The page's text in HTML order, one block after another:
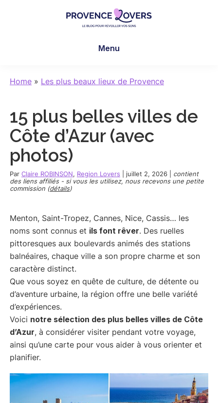
sens
-
Le
blog
de
et
Manu
Menu
Home » Les plus beaux lieux de Provence
15 plus belles villes de
Côte d’Azur (avec
photos)
Par Claire ROBINSON, Region Lovers juillet 2, 2026
contient
des liens affiliés - si vous les utilisez, nous recevons une petite
commission (détails)
Menton, Saint-Tropez, Cannes, Nice, Cassis… les
noms sont connus et ils font rêver. Des ruelles
pittoresques aux boulevards animés des stations
balnéaires, chaque ville a son propre charme et son
caractère distinct.
Que vous soyez en quête de culture, de détente ou
d’aventure urbaine, la région offre une belle variété
d’expériences.
Voici notre sélection des plus belles villes de Côte
d’Azur, à considérer visiter pendant votre voyage,
ainsi qu’une carte pour vous aider à vous orienter et
planifier.